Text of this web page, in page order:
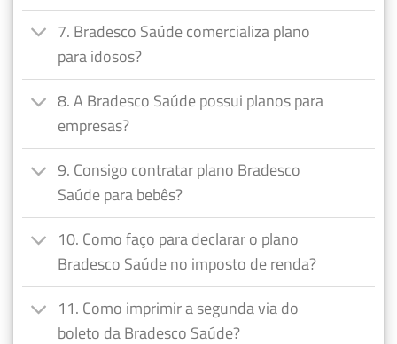
7. Bradesco Saúde comercializa plano
para idosos?
8. A Bradesco Saúde possui planos para
empresas?
9. Consigo contratar plano Bradesco
Saúde para bebês?
10. Como faço para declarar o plano
Bradesco Saúde no imposto de renda?
11. Como imprimir a segunda via do
boleto da Bradesco Saúde?